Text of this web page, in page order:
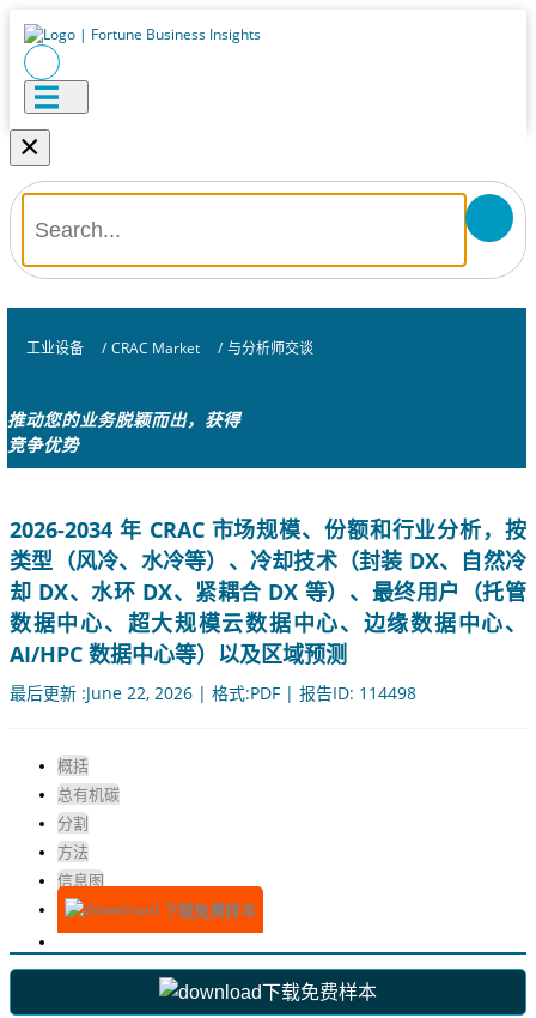
×
工业设备 / CRAC Market / 与分析师交谈
推动您的业务脱颖而出，获得
竞争优势
2026-2034 年 CRAC 市场规模、份额和行业分析，按
类型（风冷、水冷等）、冷却技术（封装 DX、自然冷
却 DX、水环 DX、紧耦合 DX 等）、最终用户（托管
数据中心、超大规模云数据中心、边缘数据中心、
AI/HPC 数据中心等）以及区域预测
最后更新 :June 22, 2026 | 格式:PDF | 报告ID: 114498
概括
总有机碳
分割
方法
信息图
下载免费样本
下载免费样本